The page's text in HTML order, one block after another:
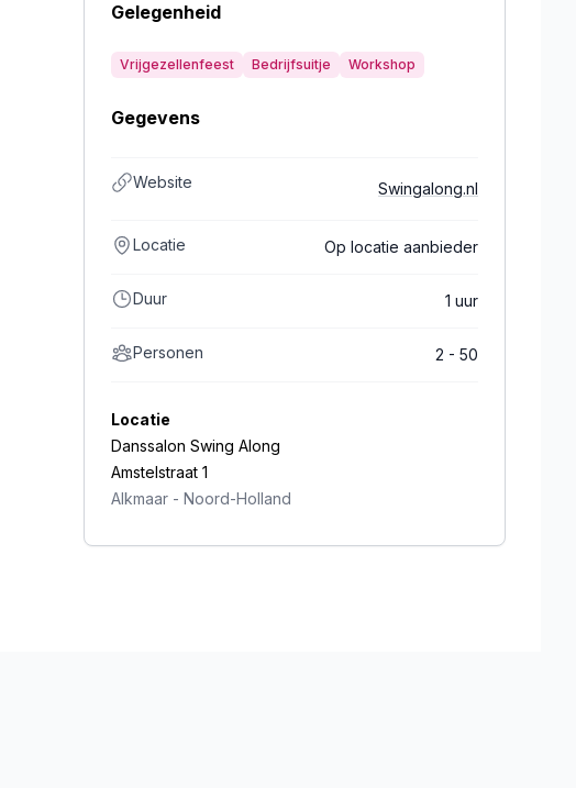
Gelegenheid
Vrijgezellenfeest Bedrijfsuitje Workshop
Gegevens
Website Swingalong.nl
Locatie Op locatie aanbieder
Duur 1 uur
Personen 2 - 50
Locatie
Danssalon Swing Along
Amstelstraat 1
Alkmaar - Noord-Holland